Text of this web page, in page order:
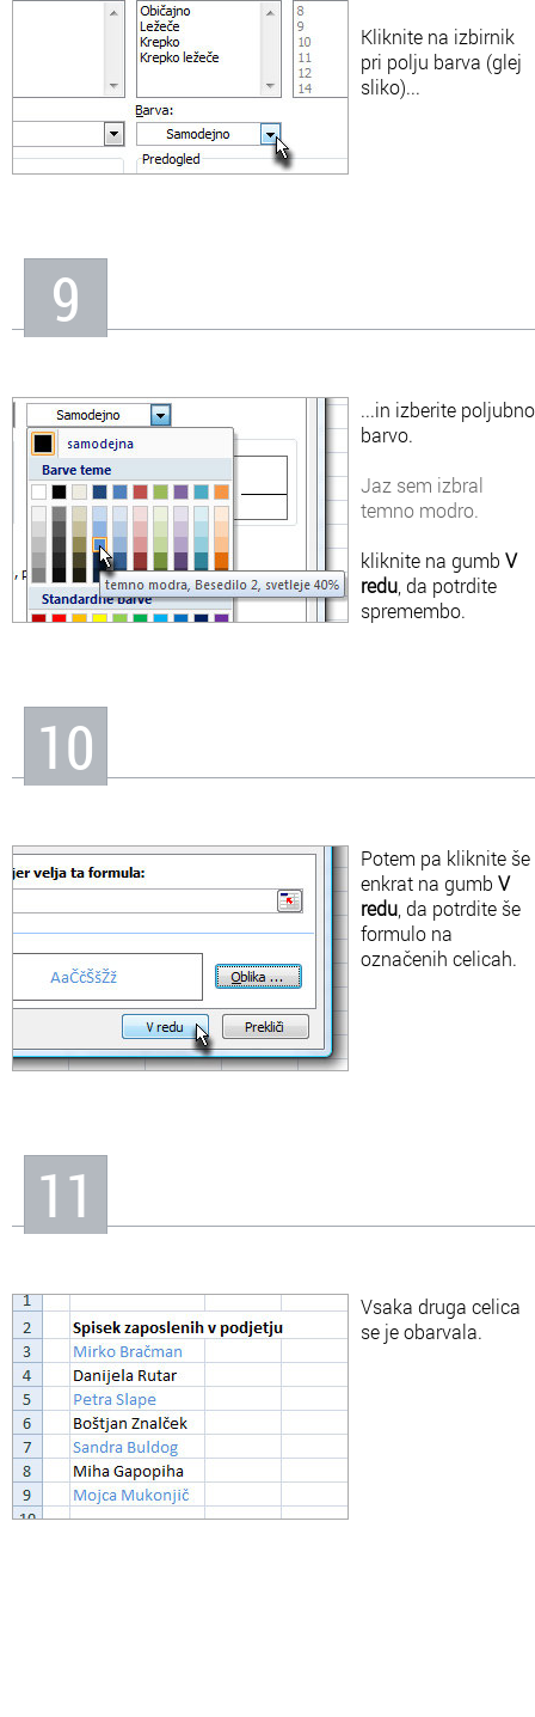
Kliknite na izbirnik
pri polju barva (glej
sliko)...
9
...in izberite poljubno
barvo.
Jaz sem izbral
temno modro.
kliknite na gumb V
redu , da potrdite
spremembo.
10
Potem pa kliknite še
enkrat na gumb V
redu , da potrdite še
formulo na
označenih celicah.
11
Vsaka druga celica
se je obarvala.